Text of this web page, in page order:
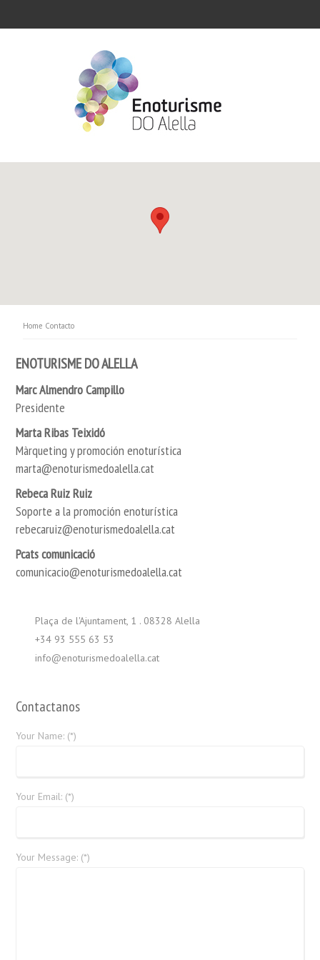
Home Contacto
ENOTURISME DO ALELLA
Marc Almendro Campillo
Presidente
Marta Ribas Teixidó
Màrqueting y promoción enoturística
marta@enoturismedoalella.cat
Rebeca Ruiz Ruiz
Soporte a la promoción enoturística
rebecaruiz@enoturismedoalella.cat
Pcats comunicació
comunicacio@enoturismedoalella.cat
Plaça de l'Ajuntament, 1 . 08328 Alella
+34 93 555 63 53
info@enoturismedoalella.cat
Contactanos
Your Name: (*)
Your Email: (*)
Your Message: (*)